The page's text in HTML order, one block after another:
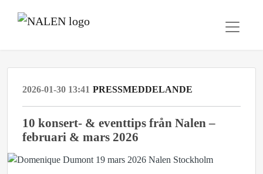
2026-01-30 13:41 PRESSMEDDELANDE
10 konsert- & eventtips från Nalen –
februari & mars 2026